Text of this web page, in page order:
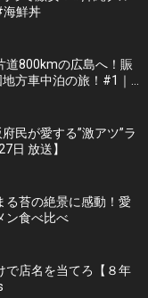
海鮮丼
道800kmの広島へ！賑
方車中泊の旅！#1｜
のご当地ラーメン｜
民が愛する”激アツ”ラ
日 放送】
る苔の絶景に感動！愛
ン食べ比べ
で店名を当てろ【８年